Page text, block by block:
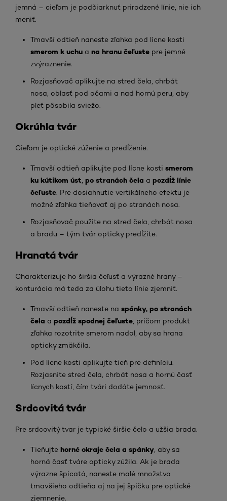
jemná – cieľom je podčiarknuť prirodzené línie, nie ich
meniť.
Tmavší odtieň naneste zľahka pod lícne kosti
smerom k uchu a na hranu čeľuste pre jemné
zvýraznenie.
Rozjasňovač aplikujte na stred čela, chrbát
nosa, oblasť pod očami a nad hornú peru, aby
pleť pôsobila sviežo.
Okrúhla tvár
Cieľom je optické zúženie a predĺženie.
Tmavší odtieň aplikujte pod lícne kosti smerom
ku kútikom úst po stranách čela a pozdĺž línie
čeľuste. Pre dosiahnutie vertikálneho efektu je
možné zľahka tieňovať aj po stranách nosa.
Rozjasňovač použite na stred čela, chrbát nosa
a bradu – tým tvár opticky predĺžite.
Hranatá tvár
Charakterizuje ho širšia čeľusť a výrazné hrany –
konturácia má teda za úlohu tieto línie zjemniť.
Tmavší odtieň naneste na spánky, po stranách
čela a pozdĺž spodnej čeľuste , pričom produkt
zľahka rozotrite smerom nadol, aby sa hrana
opticky zmäkčila.
Pod lícne kosti aplikujte tieň pre definíciu.
Rozjasnite stred čela, chrbát nosa a hornú časť
lícnych kostí, čím tvári dodáte jemnosť.
Srdcovitá tvár
Pre srdcovitý tvar je typické širšie čelo a užšia brada.
Tieňujte horné okraje čela a spánky , aby sa
horná časť tváre opticky zúžila. Ak je brada
výrazne špicatá, naneste malé množstvo
tmavšieho odtieňa aj na jej špičku pre optické
zjemnenie.